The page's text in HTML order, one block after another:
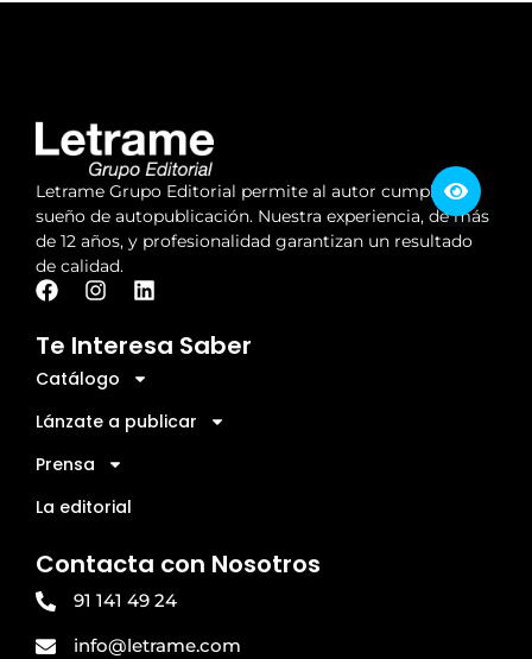
Letrame Grupo Editorial permite al autor cumplir su
sueño de autopublicación. Nuestra experiencia, de más
de 12 años, y profesionalidad garantizan un resultado
de calidad.
Te Interesa Saber
Catálogo
Lánzate a publicar
Prensa
La editorial
Contacta con Nosotros
91 141 49 24
info@letrame.com